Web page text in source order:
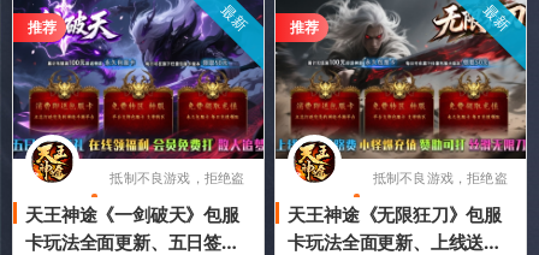
推荐 最新
抵制不良游戏，拒绝盗
版游戏
天王神途《一剑破天》包服
卡玩法全面更新、五日签到
推荐 最新
抵制不良游戏，拒绝盗
版游戏
天王神途《无限狂刀》包服
卡玩法全面更新、上线送巨